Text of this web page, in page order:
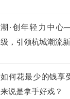
潮·创年轻力中
级，引领杭城潮流
如何花最少的钱享
来说是拿手好戏？